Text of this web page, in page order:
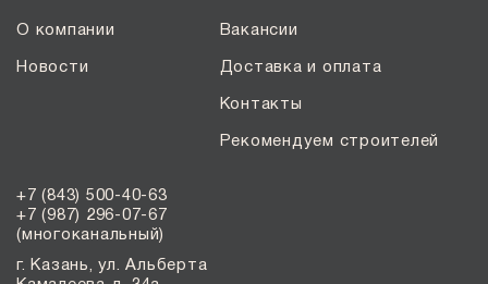
О компании
Новости
Вакансии
Доставка и оплата
Контакты
Рекомендуем строителей
+7 (843) 500-40-63
+7 (987) 296-07-67
(многоканальный)
г. Казань, ул. Альберта